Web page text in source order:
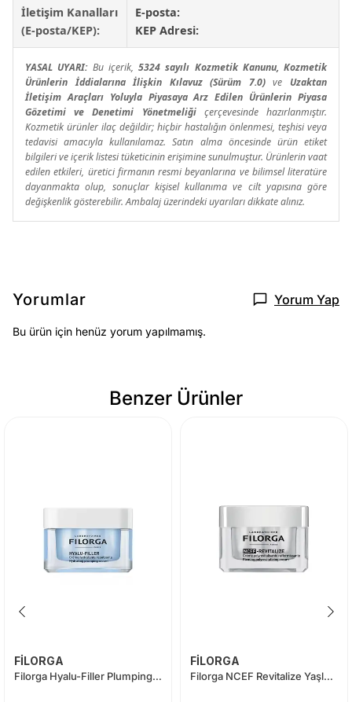
İletişim Kanalları
(E-posta/KEP):
E-posta:
KEP Adresi:
YASAL UYARI:Bu içerik, 5324 sayılı Kozmetik Kanunu, Kozmetik
Ürünlerin İddialarına İlişkin Kılavuz (Sürüm 7.0)ve Uzaktan
İletişim Araçları Yoluyla Piyasaya Arz Edilen Ürünlerin Piyasa
Gözetimi ve Denetimi Yönetmeliğiçerçevesinde hazırlanmıştır.
Kozmetik ürünler ilaç değildir; hiçbir hastalığın önlenmesi, teşhisi veya
tedavisi amacıyla kullanılamaz. Satın alma öncesinde ürün etiket
bilgileri ve içerik listesi tüketicinin erişimine sunulmuştur. Ürünlerin vaat
edilen etkileri, üretici firmanın resmi beyanlarına ve bilimsel literatüre
dayanmakta olup, sonuçlar kişisel kullanıma ve cilt yapısına göre
değişkenlik gösterebilir. Ambalaj üzerindeki uyarıları dikkate alınız.
Yorumlar Yorum Yap
Bu ürün için henüz yorum yapılmamış.
Benzer Ürünler
FİLORGA
Filorga Hyalu-Filler Plumping Moisturizing Cream 50 ml
FİLORGA
Filorga NCEF Revitalize Yaşlanma Karşıtı Krem 50 ml